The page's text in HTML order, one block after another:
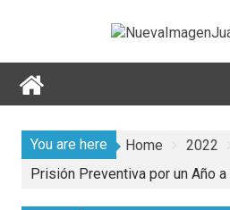
You are here Home 2022
Prisión Preventiva por un Año a